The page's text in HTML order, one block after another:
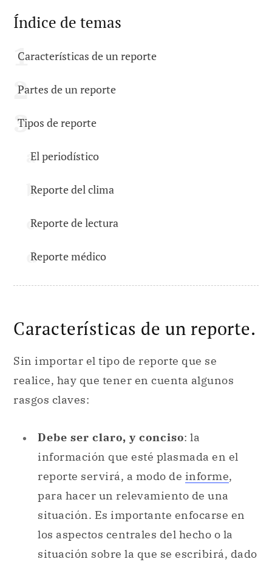
Índice de temas
Características de un reporte
Partes de un reporte
Tipos de reporte
El periodístico
Reporte del clima
Reporte de lectura
Reporte médico
Características de un reporte.
Sin importar el tipo de reporte que se
realice, hay que tener en cuenta algunos
rasgos claves:
Debe ser claro, y conciso: la
información que esté plasmada en el
reporte servirá, a modo de informe,
para hacer un relevamiento de una
situación. Es importante enfocarse en
los aspectos centrales del hecho o la
situación sobre la que se escribirá, dado